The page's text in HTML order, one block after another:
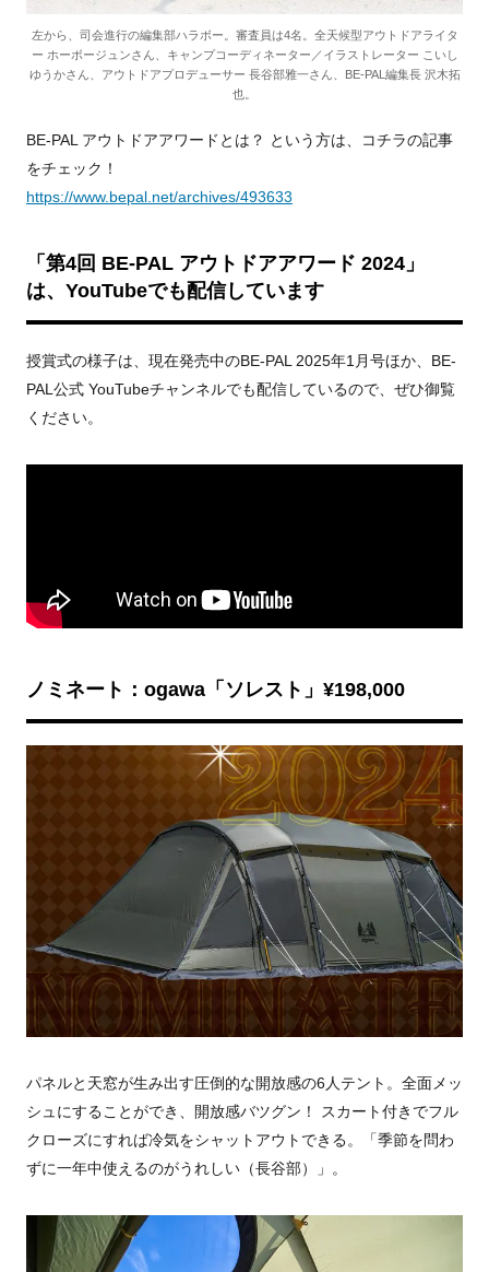
左から、司会進行の編集部ハラボー。審査員は4名。全天候型アウトドアライタ
ー ホーボージュンさん、キャンプコーディネーター／イラストレーター こいし
ゆうかさん、アウトドアプロデューサー 長谷部雅一さん、BE-PAL編集長 沢木拓
也。
BE-PAL アウトドアアワードとは？ という方は、コチラの記事
をチェック！
https://www.bepal.net/archives/493633
「第4回 BE-PAL アウトドアアワード 2024」
は、YouTubeでも配信しています
授賞式の様子は、現在発売中のBE-PAL 2025年1月号ほか、BE-
PAL公式 YouTubeチャンネルでも配信しているので、ぜひ御覧
ください。
ノミネート：ogawa「ソレスト」¥198,000
パネルと天窓が生み出す圧倒的な開放感の6人テント。全面メッ
シュにすることができ、開放感バツグン！ スカート付きでフル
クローズにすれば冷気をシャットアウトできる。「季節を問わ
ずに一年中使えるのがうれしい（長谷部）」。